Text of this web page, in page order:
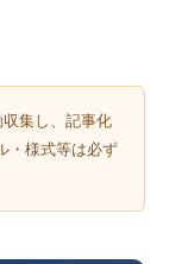
集し、記事化
・様式等は必ず